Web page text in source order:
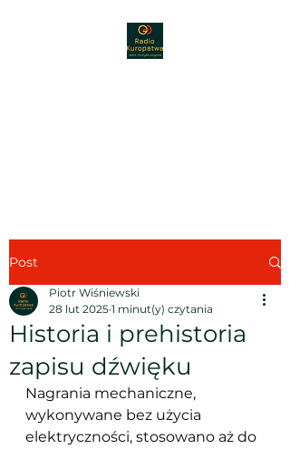
Post
Historia i prehistoria
zapisu dźwięku
Piotr Wiśniewski
28 lut 2025 1 minut(y) czytania
Nagrania mechaniczne,
wykonywane bez użycia
elektryczności, stosowano aż do